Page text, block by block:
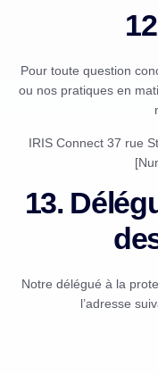
Pour toute question
ou nos pratiques en
IRIS Connect 37 rue
13.
Notre délégué à la
l’adresse